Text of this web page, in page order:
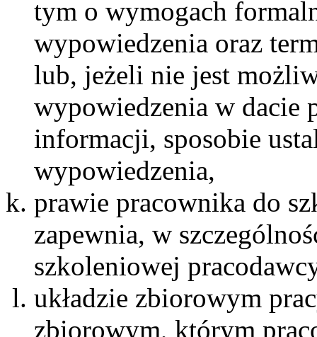
tym o wymogach
wypowiedzenia oraz
lub, jeżeli nie jest
wypowiedzenia w dacie
informacji, sposobie
wypowiedzenia,
prawie pracownika do
zapewnia, w
szkoleniowej
układzie zbiorowym
zbiorowym, którym